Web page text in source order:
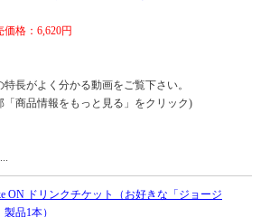
価格：6,620円
長がよく分かる動画をご覧下さい。
商品情報をもっと見る」をクリック)
ON ドリンクチケット（お好きな「ジョージ
製品1本）